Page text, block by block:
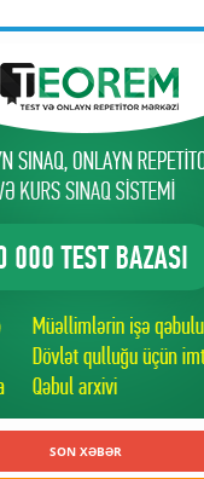
SON XƏBƏR